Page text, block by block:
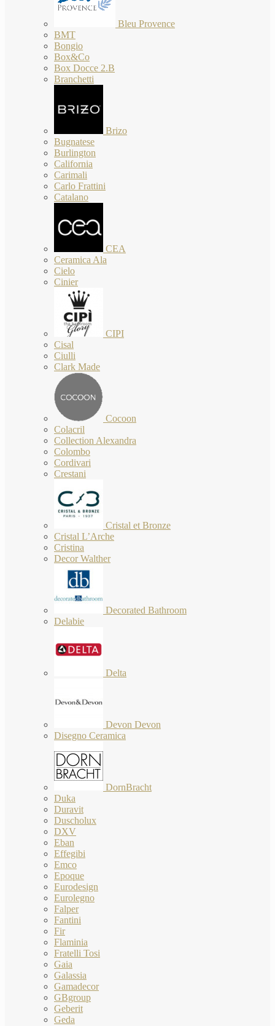
Bleu Provence
BMT
Bongio
Box&Co
Box Docce 2.B
Branchetti
Brizo
Bugnatese
Burlington
California
Carimali
Carlo Frattini
Catalano
CEA
Ceramica Ala
Cielo
Cinier
CIPI
Cisal
Ciulli
Clark Made
Cocoon
Colacril
Collection Alexandra
Colombo
Cordivari
Crestani
Cristal et Bronze
Cristal L’Arche
Cristina
Decor Walther
Decorated Bathroom
Delabie
Delta
Devon Devon
Disegno Ceramica
DornBracht
Duka
Duravit
Duscholux
DXV
Eban
Effegibi
Emco
Epoque
Eurodesign
Eurolegno
Falper
Fantini
Fir
Flaminia
Fratelli Tosi
Gaia
Galassia
Gamadecor
GBgroup
Geberit
Geda